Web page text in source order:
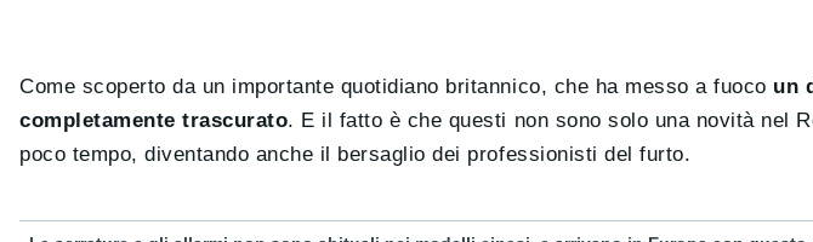
Come scoperto da un importante quotidiano britannico, che ha messo a fuoco un
completamente trascurato. E il fatto è che questi non sono solo una novità nel
poco tempo, diventando anche il bersaglio dei professionisti del furto.